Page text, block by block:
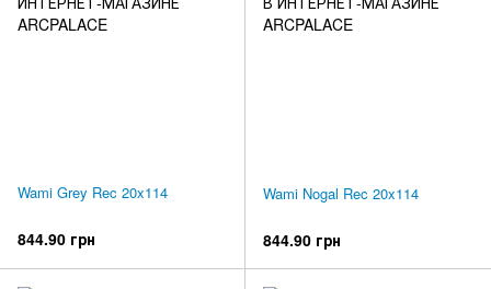
Wami Grey Rec 20x114
844.90 грн
Wami Nogal Rec 20x114
844.90 грн